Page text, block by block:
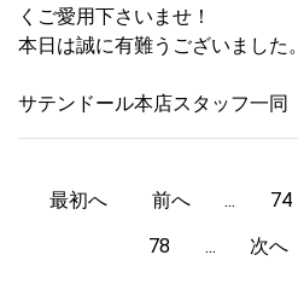
くご愛用下さいませ！
本日は誠に有難うございました。
サテンドール本店スタッフ一同
最初へ 前へ ... 74
78
... 次へ